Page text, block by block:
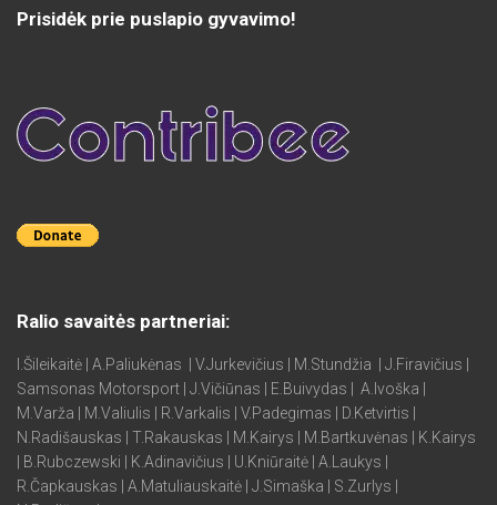
Prisidėk prie puslapio gyvavimo!
Ralio savaitės partneriai:
I.Šileikaitė | A.Paliukėnas | V.Jurkevičius | M.Stundžia | J.Firavičius |
Samsonas Motorsport | J.Vičiūnas | E.Buivydas | A.Ivoška |
M.Varža | M.Valiulis | R.Varkalis | V.Padegimas | D.Ketvirtis |
N.Radišauskas | T.Rakauskas | M.Kairys | M.Bartkuvėnas | K.Kairys
| B.Rubczewski | K.Adinavičius | U.Kniūraitė | A.Laukys |
R.Čapkauskas | A.Matuliauskaitė | J.Simaška | S.Zurlys |